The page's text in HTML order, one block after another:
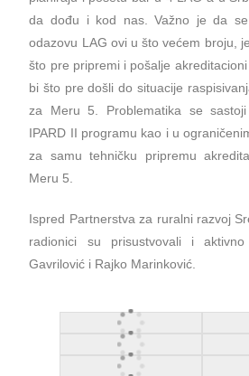
da dođu i kod nas. Važno je da
odazovu LAG ovi u što većem broju,
što pre pripremi i pošalje
bi što pre došli do situacije
za Meru 5. Problematika se
IPARD II programu kao i u
za samu tehničku pripremu
Meru 5.
Ispred Partnerstva za ruralni razvoj
radionici su prisustvovali i aktivno
Gavrilović i Rajko Marinković.